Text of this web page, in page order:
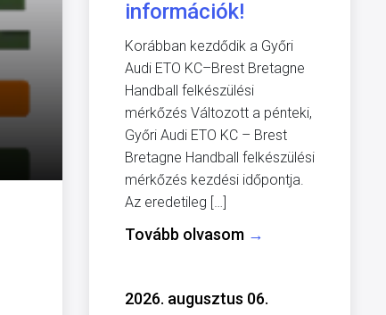
információk!
Korábban kezdődik a Győri
Audi ETO KC–Brest Bretagne
Handball felkészülési
mérkőzés Változott a pénteki,
Győri Audi ETO KC – Brest
Bretagne Handball felkészülési
mérkőzés kezdési időpontja.
Az eredetileg […]
Tovább olvasom →
2026. augusztus 06.